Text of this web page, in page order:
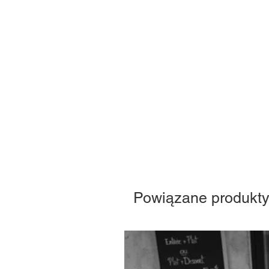
Powiązane produkty